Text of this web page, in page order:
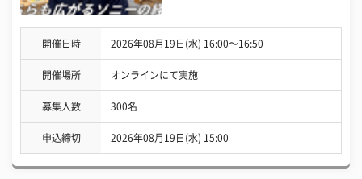
開催日時 2026年08月19日(水) 16:00〜16:50
開催場所 オンラインにて実施
募集人数 300名
申込締切 2026年08月19日(水) 15:00